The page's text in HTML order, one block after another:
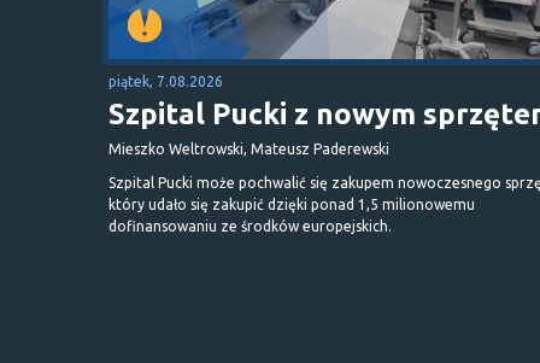
piątek, 7.08.2026
Szpital Pucki z nowym
Mieszko Weltrowski, Mateusz Paderewski
Szpital Pucki może pochwalić się zakupem nowoczesnego
który udało się zakupić dzięki ponad 1,5 milionowemu
dofinansowaniu ze środków europejskich.